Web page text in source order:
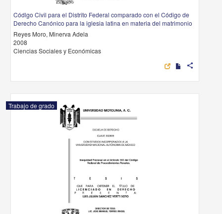
Códlgo Civil para el Distrito Federal comparado con el Código de
Derecho Canónico para la iglesia latina en materia del matrimonio
Reyes Moro, Minerva Adela
2008
Ciencias Sociales y Económicas
share
Trabajo de grado